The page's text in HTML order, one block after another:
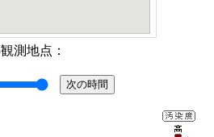
測地点：